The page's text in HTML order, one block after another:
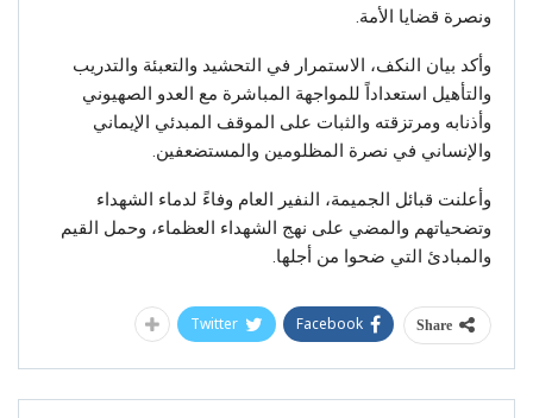
ونصرة قضايا الأمة.
وأكد بيان النكف، الاستمرار في التحشيد والتعبئة والتدريب
والتأهيل استعداداً للمواجهة المباشرة مع العدو الصهيوني
وأذنابه ومرتزقته والثبات على الموقف المبدئي الإيماني
والإنساني في نصرة المظلومين والمستضعفين.
وأعلنت قبائل الجميمة، النفير العام وفاءً لدماء الشهداء
وتضحياتهم والمضي على نهج الشهداء العظماء، وحمل القيم
والمبادئ التي ضحوا من أجلها.
Share
Facebook
Twitter